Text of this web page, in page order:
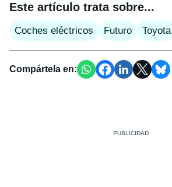
Este artículo trata sobre...
Coches eléctricos Futuro Toyota
Compártela en: